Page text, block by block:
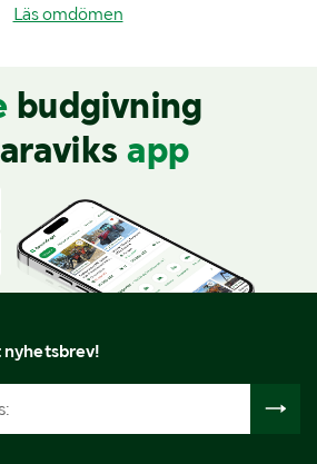
Läs omdömen
budgivning
app
nyhetsbrev!